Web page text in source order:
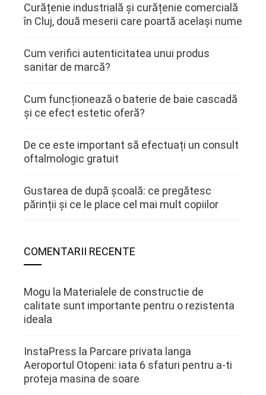
Curățenie industrială și curățenie comercială
în Cluj, două meserii care poartă același nume
Cum verifici autenticitatea unui produs
sanitar de marcă?
Cum funcționează o baterie de baie cascadă
și ce efect estetic oferă?
De ce este important să efectuați un consult
oftalmologic gratuit
Gustarea de după școală: ce pregătesc
părinții și ce le place cel mai mult copiilor
COMENTARII RECENTE
Mogu la Materialele de constructie de
calitate sunt importante pentru o rezistenta
ideala
InstaPress la Parcare privata langa
Aeroportul Otopeni: iata 6 sfaturi pentru a-ti
proteja masina de soare